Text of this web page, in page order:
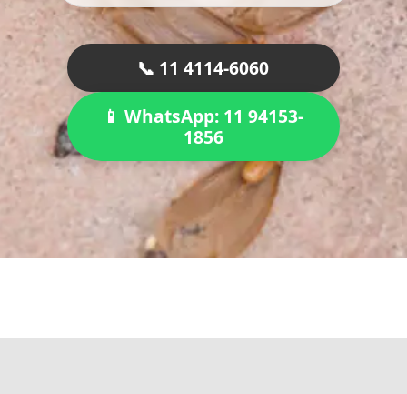
📞 11 4114-6060
📱 WhatsApp: 11 94153-
1856